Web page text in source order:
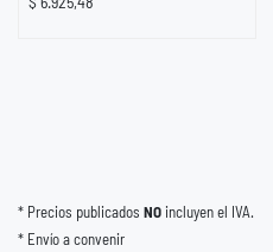
* Precios publicados NO incluyen el IVA.
* Envío a convenir